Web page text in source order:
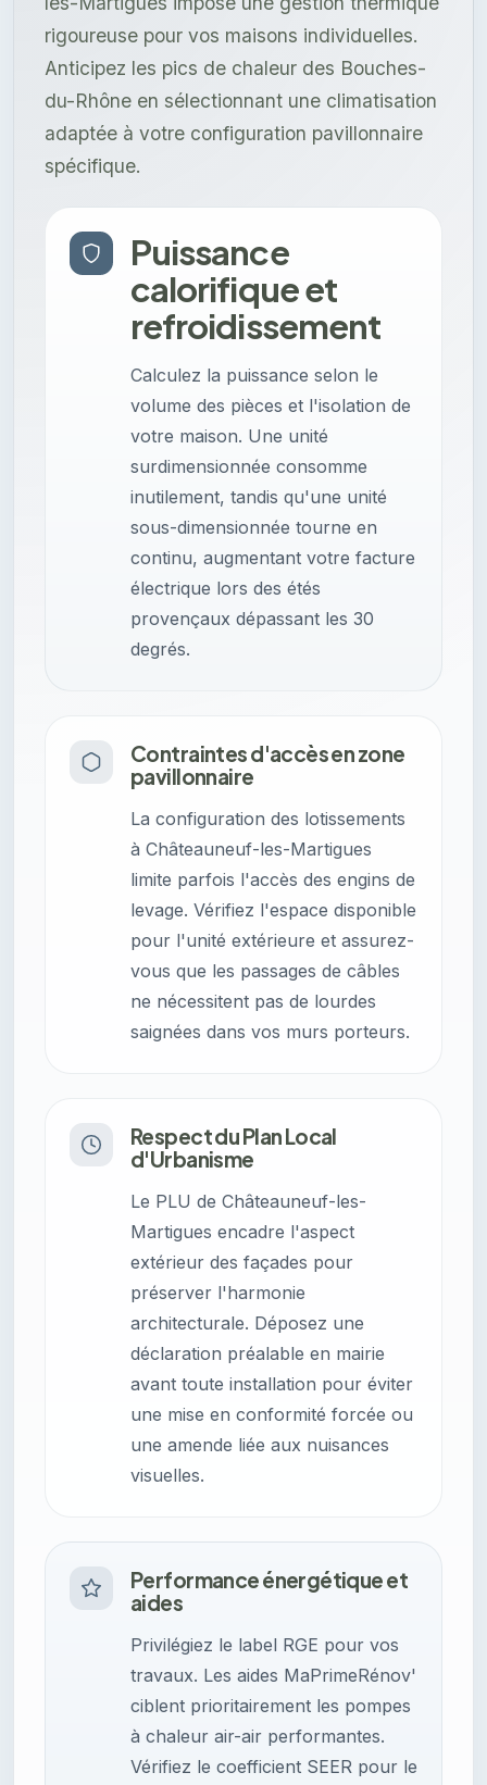
rigoureuse pour vos maisons individuelles.
Anticipez les pics de chaleur des Bouches-
du-Rhône en sélectionnant une climatisation
adaptée à votre configuration pavillonnaire
spécifique.
Puissance
calorifique et
refroidissement
Calculez la puissance selon le
volume des pièces et l'isolation de
votre maison. Une unité
surdimensionnée consomme
inutilement, tandis qu'une unité
sous-dimensionnée tourne en
continu, augmentant votre facture
électrique lors des étés
provençaux dépassant les 30
degrés.
Contraintes d'accès en zone
pavillonnaire
La configuration des lotissements
à Châteauneuf-les-Martigues
limite parfois l'accès des engins de
levage. Vérifiez l'espace disponible
pour l'unité extérieure et assurez-
vous que les passages de câbles
ne nécessitent pas de lourdes
saignées dans vos murs porteurs.
Respect du Plan Local
d'Urbanisme
Le PLU de Châteauneuf-les-
Martigues encadre l'aspect
extérieur des façades pour
préserver l'harmonie
architecturale. Déposez une
déclaration préalable en mairie
avant toute installation pour éviter
une mise en conformité forcée ou
une amende liée aux nuisances
visuelles.
Performance énergétique et
aides
Privilégiez le label RGE pour vos
travaux. Les aides MaPrimeRénov'
ciblent prioritairement les pompes
à chaleur air-air performantes.
Vérifiez le coefficient SEER pour le